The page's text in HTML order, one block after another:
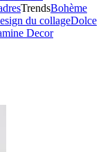
TrendsBohème
du collageDolce
Decor